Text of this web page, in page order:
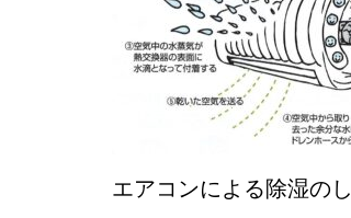
エアコンによる除湿の